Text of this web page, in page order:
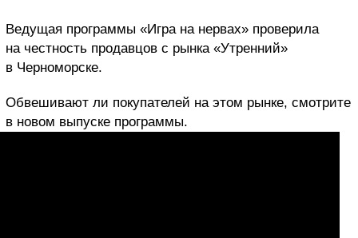
Ведущая программы «Игра на нервах» проверила
на честность продавцов с рынка «Утренний»
в Черноморске.
Обвешивают ли покупателей на этом рынке, смотрите
в новом выпуске программы.